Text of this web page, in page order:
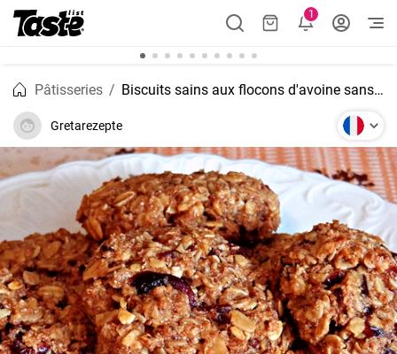
1
Pâtisseries Biscuits sains aux flocons d'avoine sans sucre
Gretarezepte